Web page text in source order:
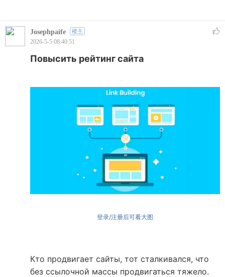
Josephpaife 楼主
2026-5-5 08:40:51
Повысить рейтинг сайта
登录/注册后可看大图
Кто продвигает сайты, тот сталкивался, что
без ссылочной массы продвигаться тяжело.